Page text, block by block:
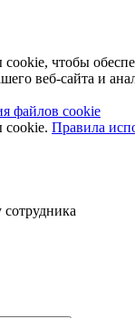
чтобы
веб-сайта и
файлов cookie
Правила